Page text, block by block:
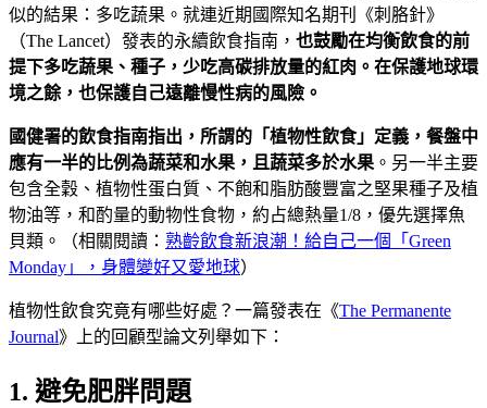
似的結果：多吃蔬果。就連近期國際知名期刊《刺胳針》
（The Lancet）發表的永續飲食指南， 也鼓勵在均衡飲食的前
提下多吃蔬果、種子，少吃高碳排放量的紅肉。在保護地球環
境之餘，也保護自己遠離慢性病的風險。
國健署的飲食指南指出，所謂的「植物性飲食」定義，餐盤中
應有一半的比例為蔬菜和水果，且蔬菜多於水果。另一半主要
包含全穀、植物性蛋白質、不飽和脂肪酸豐富之堅果種子及植
物油等，和酌量的動物性食物，約占總熱量1/8，優先選擇魚
貝類。（相關閱讀： 熟齡飲食新浪潮！給自己一個「Green
Monday」，身體變好又愛地球）
植物性飲食究竟有哪些好處？一篇發表在《The Permanente
Journal》上的回顧型論文列舉如下：
1. 避免肥胖問題